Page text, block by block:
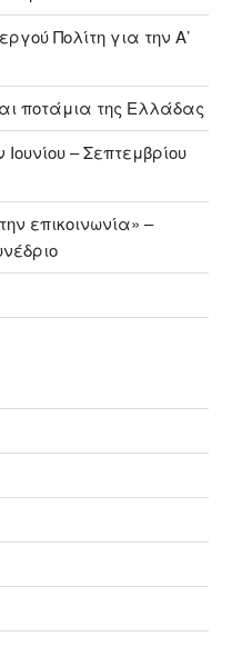
Πολίτη για την Α’
ποτάμια της Ελλάδας
– Σεπτεμβρίου
επικοινωνία» –